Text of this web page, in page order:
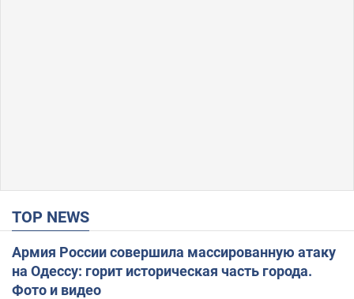
TOP NEWS
Армия России совершила массированную атаку
на Одессу: горит историческая часть города.
Фото и видео